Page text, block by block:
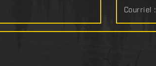
Courriel :